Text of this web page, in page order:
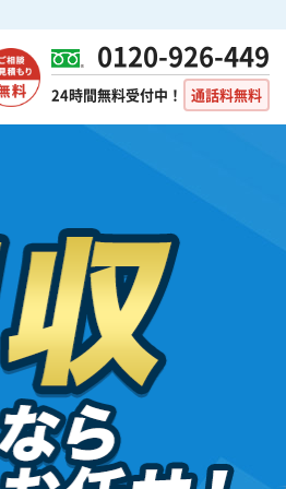
0120-926-449
24時間無料受付中！ 通話料無料